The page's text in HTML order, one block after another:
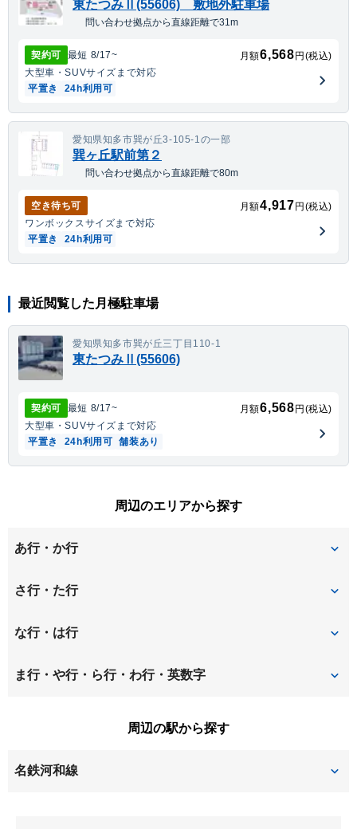
東たつみⅡ(55606) 敷地外駐車場
問い合わせ拠点から直線距離で31m
契約可 最短 8/17~ 月額6,568円(税込)
大型車・SUVサイズまで対応
平置き
24h利用可
愛知県知多市巽が丘3-105-1の一部
巽ヶ丘駅前第２
問い合わせ拠点から直線距離で80m
空き待ち可 月額4,917円(税込)
ワンボックス サイズまで対応
平置き
24h利用可
最近閲覧した月極駐車場
愛知県知多市巽が丘三丁目110-1
東たつみⅡ(55606)
契約可 最短 8/17~ 月額6,568円(税込)
大型車・SUVサイズまで対応
平置き
24h利用可 舗装あり
周辺のエリアから探す
あ行・か行
卯坂
さ行・た行
巽が丘
な行・は行
西巽が丘 原
ま行・や行・ら行・わ行・英数字
周辺の駅から探す
名鉄河和線